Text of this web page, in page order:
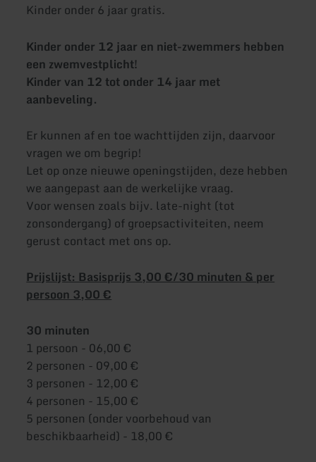
Kinder onder 6 jaar gratis.
Kinder onder 12 jaar en niet-zwemmers hebben
een zwemvestplicht!
Kinder van 12 tot onder 14 jaar met
aanbeveling.
Er kunnen af en toe wachttijden zijn, daarvoor
vragen we om begrip!
Let op onze nieuwe openingstijden, deze hebben
we aangepast aan de werkelijke vraag.
Voor wensen zoals bijv. late-night (tot
zonsondergang) of groepsactiviteiten, neem
gerust contact met ons op.
Prijslijst: Basisprijs 3,00 €/30 minuten & per
persoon 3,00 €
30 minuten
1 persoon - 06,00 €
2 personen - 09,00 €
3 personen - 12,00 €
4 personen - 15,00 €
5 personen (onder voorbehoud van
beschikbaarheid) - 18,00 €